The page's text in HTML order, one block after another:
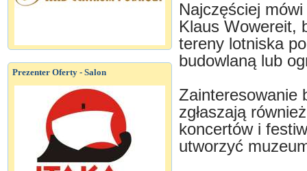
Prezenter Oferty - Salon
Najczęściej
Klaus Wowereit,
tereny lotniska
budowlaną lub
Zainteresowanie
zgłaszają
koncertów i
utworzyć